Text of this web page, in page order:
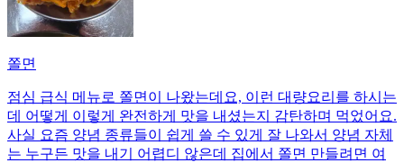
쫄면
점심 급식 메뉴로 쫄면이 나왔는데요, 이런 대량요리를 하시는
데 어떻게 이렇게 완전하게 맛을 내셨는지 감탄하며 먹었어요.
사실 요즘 양념 종류들이 쉽게 쓸 수 있게 잘 나와서 양념 자체
는 누구든 맛을 내기 어렵디 않은데 집에서 쫄면 만들려면 여